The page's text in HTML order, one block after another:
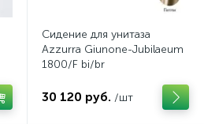
Сидение для унитаза
Azzurra Giunone-Jubilaeum
1800/F bi/br
30 120 руб. /шт